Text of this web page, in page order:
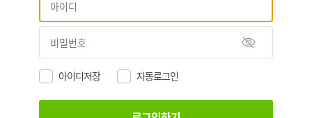
아이디저장 자동로그인